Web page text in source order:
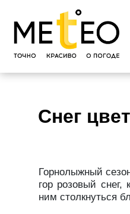
Снег
Горнолыжный
гор розовый
ним столкнуться